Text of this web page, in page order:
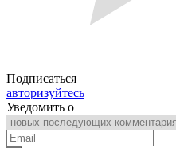
Подписаться
авторизуйтесь
Уведомить о